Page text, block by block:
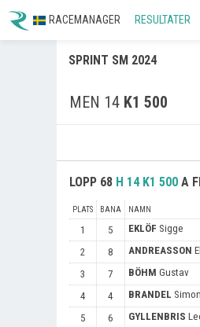
RACEMANAGER RESULTATER
SPRINT SM 2024
MEN 14 K1 500
LOPP 68 H 14 K1 500 A
PLATS BANA NAMN
1 5 EKLÖF Sigge
2
8 ANDREASSON
3
7 BÖHM Gustav
4
4 BRANDEL Simon
5
6 GYLLENBRIS